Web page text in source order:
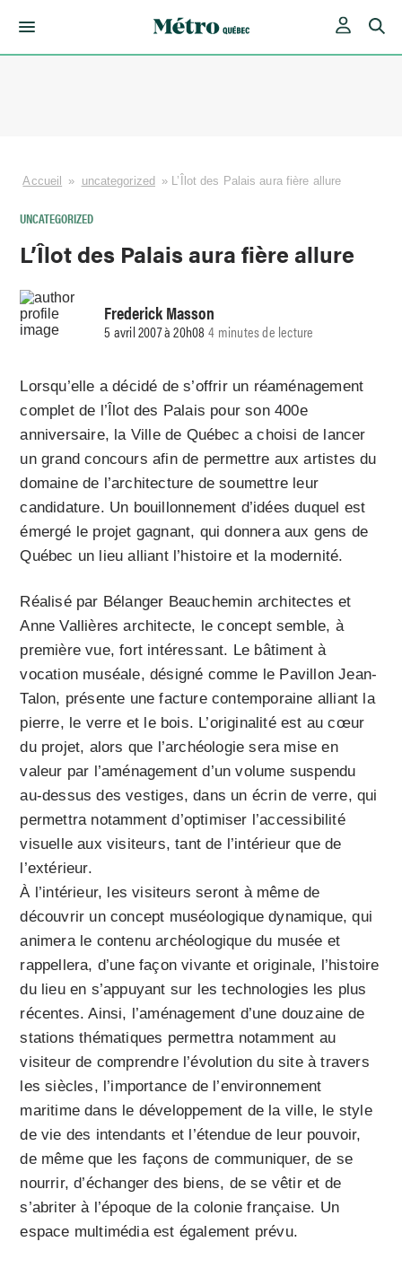
Accueil » uncategorized » L’Îlot des Palais aura fière allure
UNCATEGORIZED
L’Îlot des Palais aura fière allure
Frederick Masson
5 avril 2007 à 20h08 4 minutes de lecture
Lorsqu’elle a décidé de s’offrir un réaménagement
complet de l’Îlot des Palais pour son 400e
anniversaire, la Ville de Québec a choisi de lancer
un grand concours afin de permettre aux artistes du
domaine de l’architecture de soumettre leur
candidature. Un bouillonnement d’idées duquel est
émergé le projet gagnant, qui donnera aux gens de
Québec un lieu alliant l’histoire et la modernité.
Réalisé par Bélanger Beauchemin architectes et
Anne Vallières architecte, le concept semble, à
première vue, fort intéressant. Le bâtiment à
vocation muséale, désigné comme le Pavillon Jean-
Talon, présente une facture contemporaine alliant la
pierre, le verre et le bois. L’originalité est au cœur
du projet, alors que l’archéologie sera mise en
valeur par l’aménagement d’un volume suspendu
au-dessus des vestiges, dans un écrin de verre, qui
permettra notamment d’optimiser l’accessibilité
visuelle aux visiteurs, tant de l’intérieur que de
l’extérieur.
À l’intérieur, les visiteurs seront à même de
découvrir un concept muséologique dynamique, qui
animera le contenu archéologique du musée et
rappellera, d’une façon vivante et originale, l’histoire
du lieu en s’appuyant sur les technologies les plus
récentes. Ainsi, l’aménagement d’une douzaine de
stations thématiques permettra notamment au
visiteur de comprendre l’évolution du site à travers
les siècles, l’importance de l’environnement
maritime dans le développement de la ville, le style
de vie des intendants et l’étendue de leur pouvoir,
de même que les façons de communiquer, de se
nourrir, d’échanger des biens, de se vêtir et de
s’abriter à l’époque de la colonie française. Un
espace multimédia est également prévu.